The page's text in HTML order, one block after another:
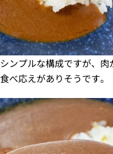
ンプルな構成ですが、肉
べ応えがありそうです。